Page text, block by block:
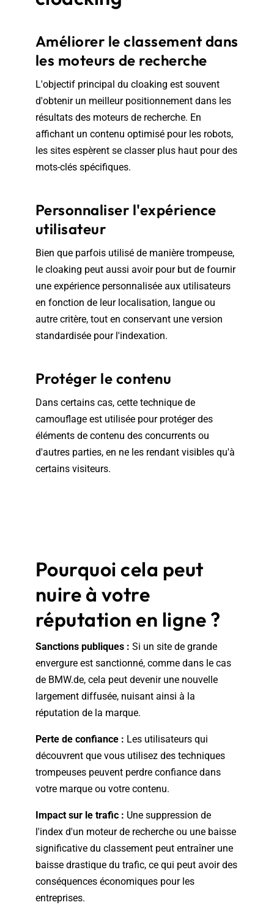
Améliorer le classement dans
les moteurs de recherche
L'objectif principal du cloaking est souvent
d'obtenir un meilleur positionnement dans les
résultats des moteurs de recherche. En
affichant un contenu optimisé pour les robots,
les sites espèrent se classer plus haut pour des
mots-clés spécifiques.
Personnaliser l'expérience
utilisateur
Bien que parfois utilisé de manière trompeuse,
le cloaking peut aussi avoir pour but de fournir
une expérience personnalisée aux utilisateurs
en fonction de leur localisation, langue ou
autre critère, tout en conservant une version
standardisée pour l'indexation.
Protéger le contenu
Dans certains cas, cette technique de
camouflage est utilisée pour protéger des
éléments de contenu des concurrents ou
d'autres parties, en ne les rendant visibles qu'à
certains visiteurs.
Pourquoi cela peut
nuire à votre
réputation en ligne ?
Sanctions publiques : Si un site de grande
envergure est sanctionné, comme dans le cas
de BMW.de, cela peut devenir une nouvelle
largement diffusée, nuisant ainsi à la
réputation de la marque.
Perte de confiance : Les utilisateurs qui
découvrent que vous utilisez des techniques
trompeuses peuvent perdre confiance dans
votre marque ou votre contenu.
Impact sur le trafic : Une suppression de
l'index d'un moteur de recherche ou une baisse
significative du classement peut entraîner une
baisse drastique du trafic, ce qui peut avoir des
conséquences économiques pour les
entreprises.